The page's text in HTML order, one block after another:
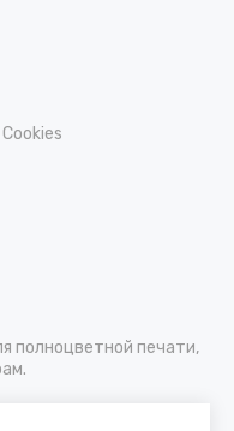
полноцветной печати,